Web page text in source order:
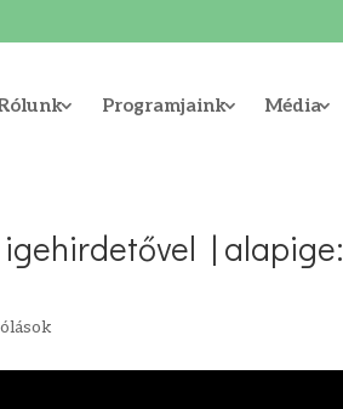
Programjaink Média
| alapige: